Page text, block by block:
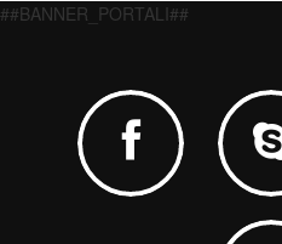
##BANNER_PORTALI##